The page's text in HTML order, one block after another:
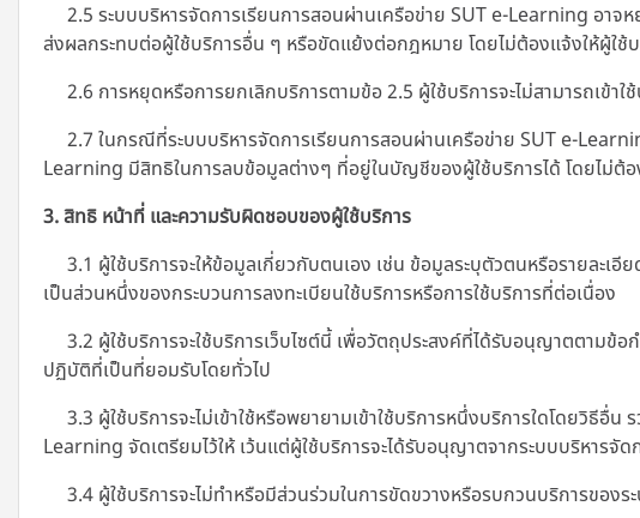
2.5 ระบบบริหารจัดการเรียนการสอนผ่านเครือข่าย SUT e-Learning อาจห
ส่งผลกระทบต่อผู้ใช้บริการอื่น ๆ หรือขัดแย้งต่อกฎหมาย โดยไม่ต้องแจ้งให้ผู้ใช้
2.6 การหยุดหรือการยกเลิกบริการตามข้อ 2.5 ผู้ใช้บริการจะไม่สามารถเข้า
2.7 ในกรณีที่ระบบบริหารจัดการเรียนการสอนผ่านเครือข่าย SUT e-
Learning มีสิทธิในการลบข้อมูลต่างๆ ที่อยู่ในบัญชีของผู้ใช้บริการได้ โดยไม่ต้อ
3. สิทธิ หน้าที่ และความรับผิดชอบของผู้ใช้บริการ
3.1 ผู้ใช้บริการจะให้ข้อมูลเกี่ยวกับตนเอง เช่น ข้อมูลระบุตัวตนหรือรายละเ
เป็นส่วนหนึ่งของกระบวนการลงทะเบียนใช้บริการหรือการใช้บริการที่ต่อเนื่อง
3.2 ผู้ใช้บริการจะใช้บริการเว็บไซต์นี้ เพื่อวัตถุประสงค์ที่ได้รับอนุญาตตามข้
ปฏิบัติที่เป็นที่ยอมรับโดยทั่วไป
3.3 ผู้ใช้บริการจะไม่เข้าใช้หรือพยายามเข้าใช้บริการหนึ่งบริการใดโดยวิธีอื่
Learning จัดเตรียมไว้ให้ เว้นแต่ผู้ใช้บริการจะได้รับอนุญาตจากระบบบริหาร
3.4 ผู้ใช้บริการจะไม่ทำหรือมีส่วนร่วมในการขัดขวางหรือรบกวนบริการของ